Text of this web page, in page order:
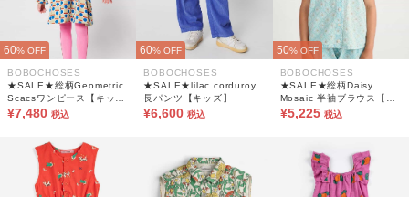
60% OFF
BOBOCHOSES
★SALE★総柄Geometric
Scacsワンピース【キッ
ズ】
¥7,480 税込
60% OFF
BOBOCHOSES
★SALE★lilac corduroy
長パンツ【キッズ】
¥6,600 税込
50% OFF
BOBOCHOSES
★SALE★総柄Daisy
Mosaic 半袖ブラウス【キ
ッズ】
¥5,225 税込